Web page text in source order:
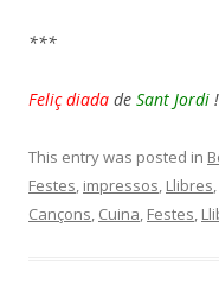
***
Feliç diada de Sant Jordi
This entry was posted in
Festes, impressos, Llibres,
Cançons, Cuina, Festes,